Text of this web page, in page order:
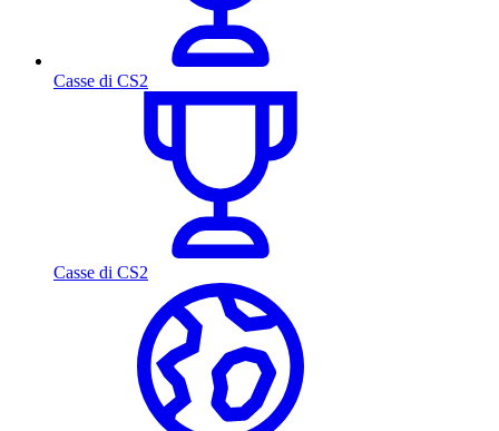
Casse di CS2
Casse di CS2